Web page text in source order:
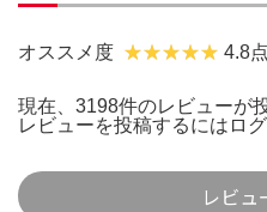
オススメ度 4.8点
現在、3198件のレビューが
レビューを投稿するには ロ
レビュ